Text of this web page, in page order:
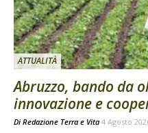
ATTUALITÀ
Abruzzo, bando da
innovazione e
Di Redazione Terra e Vita 4 Agosto